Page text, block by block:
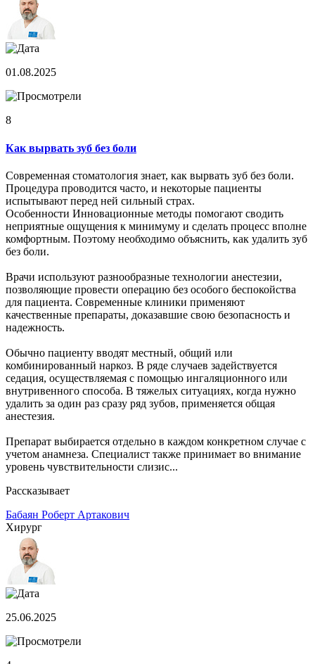
01.08.2025
8
Как вырвать зуб без боли
Современная стоматология знает, как вырвать зуб без боли.
Процедура проводится часто, и некоторые пациенты
испытывают перед ней сильный страх.
Особенности Инновационные методы помогают сводить
неприятные ощущения к минимуму и сделать процесс вполне
комфортным. Поэтому необходимо объяснить, как удалить зуб
без боли.
Врачи используют разнообразные технологии анестезии,
позволяющие провести операцию без особого беспокойства
для пациента. Современные клиники применяют
качественные препараты, доказавшие свою безопасность и
надежность.
Обычно пациенту вводят местный, общий или
комбинированный наркоз. В ряде случаев задействуется
седация, осуществляемая с помощью ингаляционного или
внутривенного способа. В тяжелых ситуациях, когда нужно
удалить за один раз сразу ряд зубов, применяется общая
анестезия.
Препарат выбирается отдельно в каждом конкретном случае с
учетом анамнеза. Специалист также принимает во внимание
уровень чувствительности слизис...
Рассказывает
Бабаян Роберт Артакович
Хирург
25.06.2025